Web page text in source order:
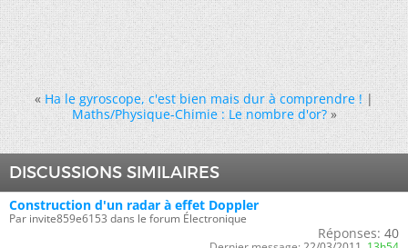
« Ha le gyroscope, c'est bien mais dur à comprendre !|
Maths/Physique-Chimie : Le nombre d'or? »
DISCUSSIONS SIMILAIRES
Construction d'un radar à effet Doppler
Par invite859e6153 dans le forum Électronique
Réponses: 40